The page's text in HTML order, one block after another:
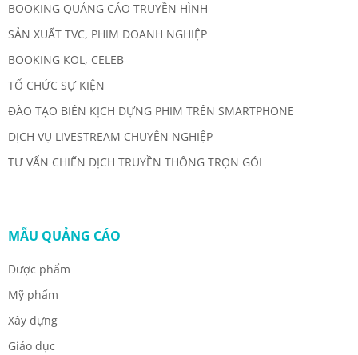
BOOKING QUẢNG CÁO TRUYỀN HÌNH
SẢN XUẤT TVC, PHIM DOANH NGHIỆP
BOOKING KOL, CELEB
TỔ CHỨC SỰ KIỆN
ĐÀO TẠO BIÊN KỊCH DỰNG PHIM TRÊN SMARTPHONE
DỊCH VỤ LIVESTREAM CHUYÊN NGHIỆP
TƯ VẤN CHIẾN DỊCH TRUYỀN THÔNG TRỌN GÓI
MẪU QUẢNG CÁO
Dược phẩm
Mỹ phẩm
Xây dựng
Giáo dục